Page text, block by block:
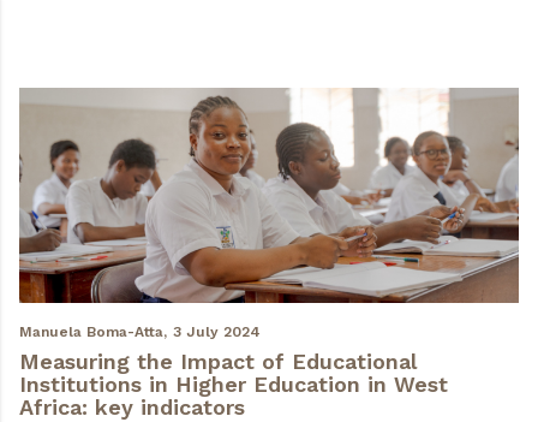
Manuela Boma-Atta, 3 July 2024
Measuring the Impact of Educational
Institutions in Higher Education in West
Africa: key indicators